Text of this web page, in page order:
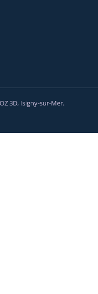
3D, Isigny-sur-Mer.